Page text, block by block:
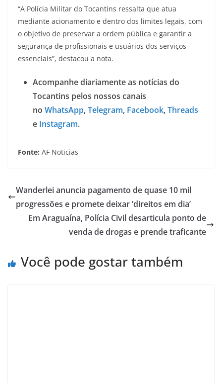
“A Polícia Militar do Tocantins ressalta que atua
mediante acionamento e dentro dos limites legais, com
o objetivo de preservar a ordem pública e garantir a
segurança de profissionais e usuários dos serviços
essenciais”, destacou a nota.
Acompanhe diariamente as notícias do
Tocantins pelos nossos canais
no WhatsApp,Telegram, Facebook,Threads
e Instagram.
Fonte: AF Noticias
Wanderlei anuncia pagamento de quase 10 mil
progressões e promete deixar ‘direitos em dia’
Em Araguaína, Polícia Civil desarticula ponto de
venda de drogas e prende traficante
Você pode gostar também